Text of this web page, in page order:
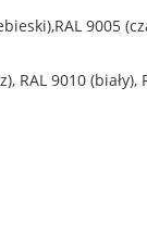
9005
RAL 9010 (biały),